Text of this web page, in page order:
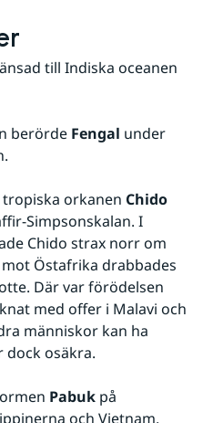
till Indiska oceanen
berörde Fengal under
orkanen Chido
Simpsonskalan. I
Chido strax norr om
Östafrika drabbades
Där var förödelsen
med offer i Malavi och
människor kan ha
dock osäkra.
Pabuk på
och Vietnam.